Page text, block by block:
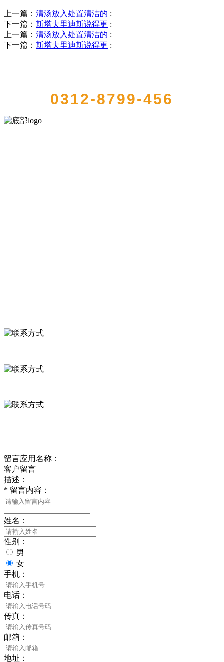
上一篇： 清汤放入处置清洁的 :
下一篇： 斯塔夫里迪斯说得更 :
上一篇： 清汤放入处置清洁的 :
下一篇： 斯塔夫里迪斯说得更 :
0312-8799-456
留言应用名称：
客户留言
描述：
* 留言内容：
姓名：
性别：
男
女
手机：
电话：
传真：
邮箱：
地址：